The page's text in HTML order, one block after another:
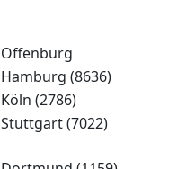
Offenburg
Hamburg (8636)
Köln (2786)
Stuttgart(7022)